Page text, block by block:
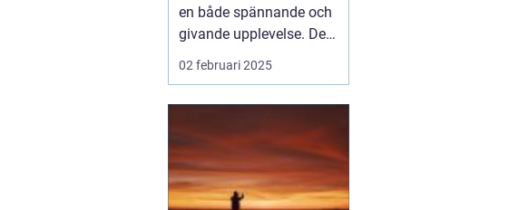
en både spännande och
givande upplevelse. Det
handlar inte bara om att
kultur och ...
02 februari 2025